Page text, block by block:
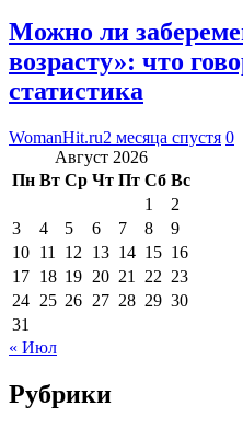
Можно ли
возрасту»: что
статистика
WomanHit.ru2 месяца спустя 0
Август 2026
Пн Вт Ср Чт Пт Сб Вс
1
2
3
4 5 6 7 8
9
10 11 12 13 14 15 16
17 18 19 20 21 22 23
24 25 26 27 28 29 30
31
« Июл
Рубрики